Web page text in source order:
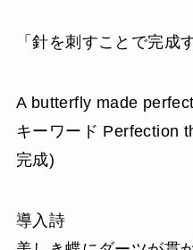
「針を刺すことで完成
A butterfly made
キーワード Perfection
完成)
導入詩